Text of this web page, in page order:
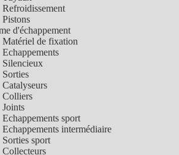
Refroidissement
Pistons
d'échappement
Matériel de fixation
Echappements
Silencieux
Sorties
Catalyseurs
Colliers
Joints
Echappements sport
Echappements intermédiaire
Sorties sport
Collecteurs